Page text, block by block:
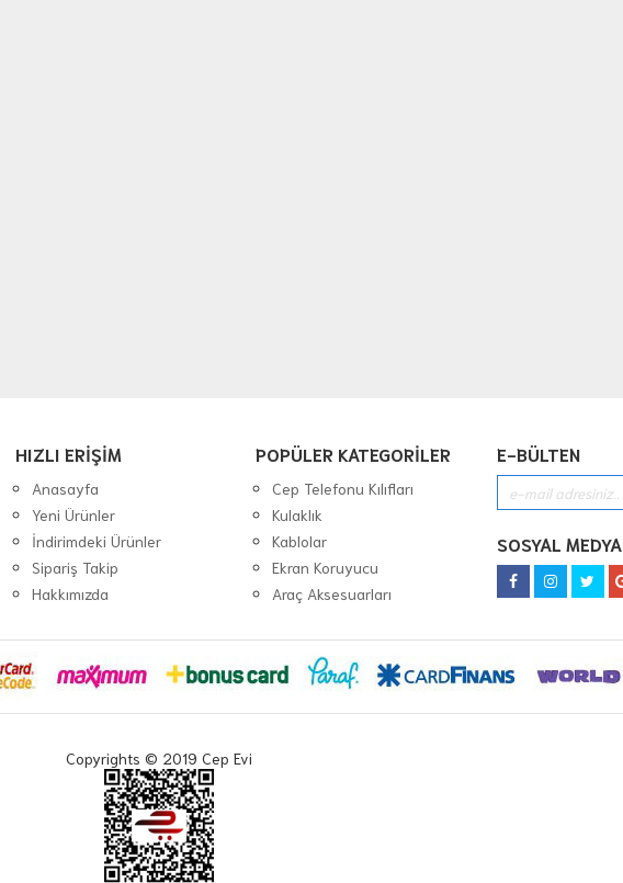
HIZLI ERİŞİM
Anasayfa
Yeni Ürünler
İndirimdeki Ürünler
Sipariş Takip
Hakkımızda
POPÜLER KATEGORİLER
Cep Telefonu Kılıfları
Kulaklık
Kablolar
Ekran Koruyucu
Araç Aksesuarları
E-BÜLTEN
SOSYAL MEDYA
Copyrights © 2019 Cep Evi